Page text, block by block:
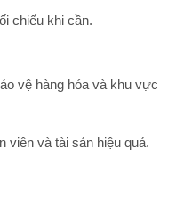
chiếu khi cần.
vệ hàng hóa và khu vực
viên và tài sản hiệu quả.